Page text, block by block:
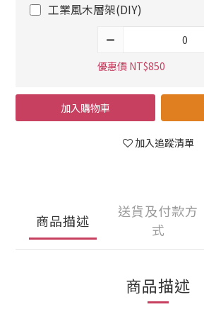
工業風木層架(DIY)
優惠價 NT$850
加入購物車
加入追蹤清單
商品描述
送貨及付款方
式
商品描述